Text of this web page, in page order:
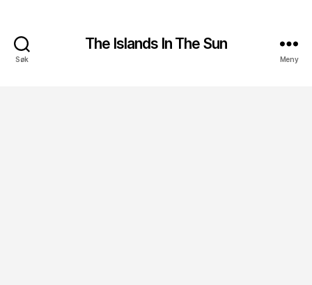
Søk
The Islands In The Sun
Meny